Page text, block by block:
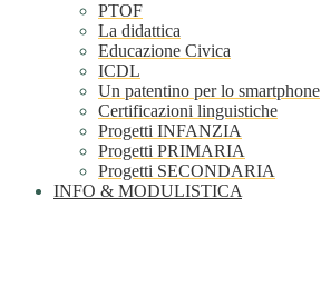
PTOF
La didattica
Educazione Civica
ICDL
Un patentino per lo smartphone
Certificazioni linguistiche
Progetti INFANZIA
Progetti PRIMARIA
Progetti SECONDARIA
INFO & MODULISTICA